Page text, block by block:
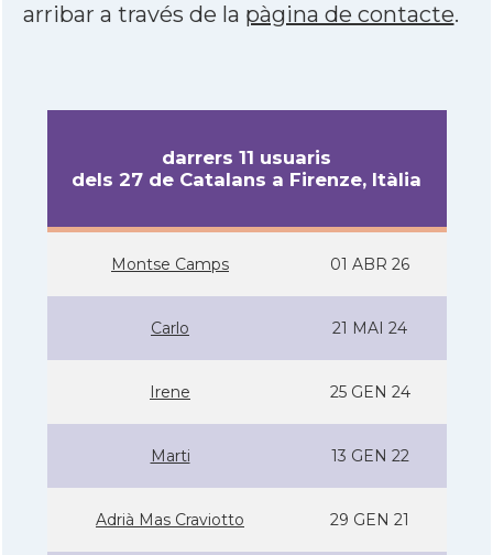
arribar a través de la pàgina de contacte.
darrers 11 usuaris
dels 27 de Catalans a Firenze, Itàlia
Montse Camps 01 ABR 26
Carlo 21 MAI 24
Irene 25 GEN 24
Marti 13 GEN 22
Adrià Mas Craviotto 29 GEN 21